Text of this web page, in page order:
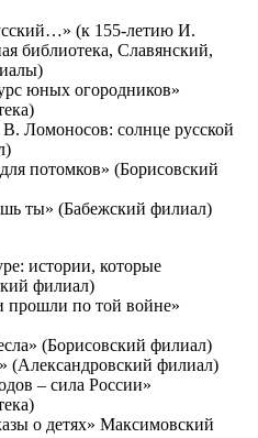
(к 155-летию И.
библиотека, Славянский,
юных огородников»
Ломоносов: солнце русской
потомков» (Борисовский
ты» (Бабежский филиал)
истории, которые
филиал)
по той войне»
(Борисовский филиал)
(Александровский филиал)
– сила России»
о детях» Максимовский